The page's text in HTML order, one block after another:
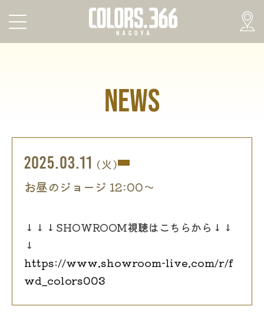
NEWS
2025.03.11 (火)
お昼のジョージ 12:00〜
↓↓↓SHOWROOM視聴はこちらから↓↓
↓
https://www.showroom-live.com/r/f
wd_colors003